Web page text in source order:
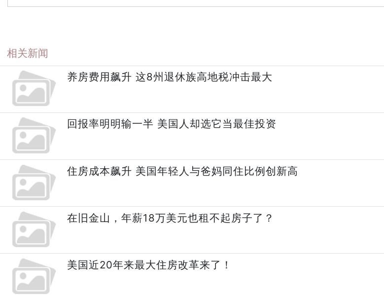
相关新闻
养房费用飙升 这8州退休族高地税冲击最大
回报率明明输一半 美国人却选它当最佳投资
住房成本飙升 美国年轻人与爸妈同住比例创新高
在旧金山，年薪18万美元也租不起房子了？
美国近20年来最大住房改革来了！